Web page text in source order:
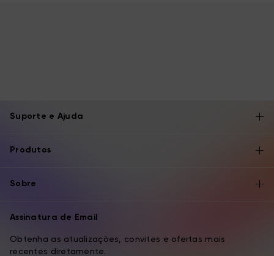
Suporte e Ajuda
Produtos
Sobre
Assinatura de Email
Obtenha as atualizações, convites e ofertas mais
recentes diretamente.